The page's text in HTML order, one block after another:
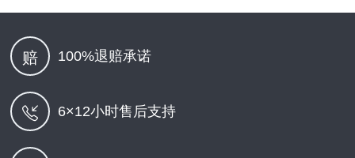
赔 100%退赔承诺
6×12小时售后支持